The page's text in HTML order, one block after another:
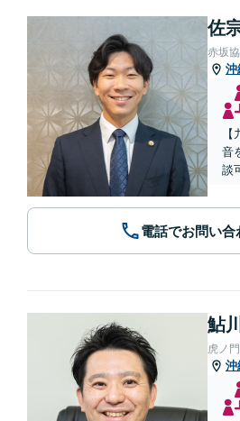
佐
赤坂
沖
音
談
電話でお問い合
鮎
虎ノ
沖